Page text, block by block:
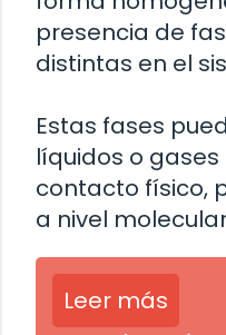
presencia de
distintas en el
Estas fases
líquidos o
contacto físico,
a nivel
Leer más